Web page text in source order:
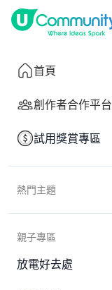
首頁
創作者合作平台
試用獎賞專區
熱門主題
親子專區
放電好去處